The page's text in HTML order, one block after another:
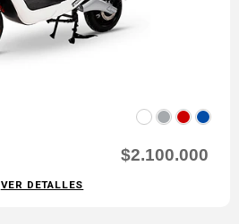
$2.100.000
VER DETALLES